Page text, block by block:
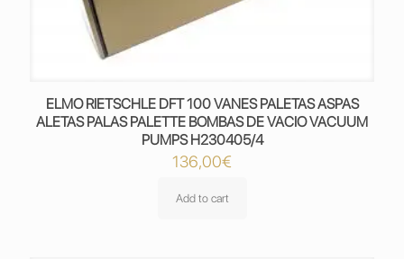
ELMO RIETSCHLE DFT 100 VANES PALETAS ASPAS
ALETAS PALAS PALETTE BOMBAS DE VACIO VACUUM
PUMPS H230405/4
136,00€
Add to cart